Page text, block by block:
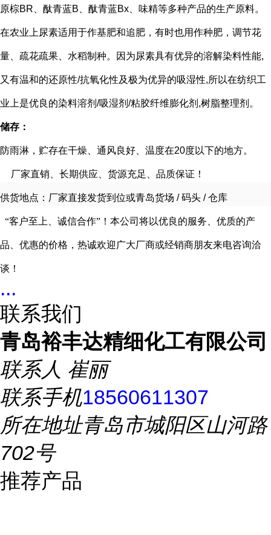
原棕BR、酞青蓝B、酞青蓝Bx、味精等多种产品的生产原料。
在农业上尿素适用于作基肥和追肥，有时也用作种肥，调节花
量、疏花疏果、水稻制种。因为尿素具有优异的溶解染料性能,
又有温和的还原性/抗氧化性及极为优异的吸湿性,所以在纺织工
业上是优良的染料溶剂/吸湿剂/粘胶纤维膨化剂,树脂整理剂。
储存：
防雨淋，贮存在干燥、通风良好、温度在20度以下的地方。
厂家直销、长期供应、货源充足、品质保证！
供货地点：厂家直接发货到位或青岛货场 /码头 /仓库
“客户至上、诚信合作”！本公司将以优良的服务、优质的产
品、优惠的价格，热诚欢迎广大厂商或经销商朋友来电咨询洽
谈！
...
联系我们
青岛裕丰达精细化工有限公司
联系人 崔丽
联系手机18560611307
所在地址青岛市城阳区山河路
702号
推荐产品